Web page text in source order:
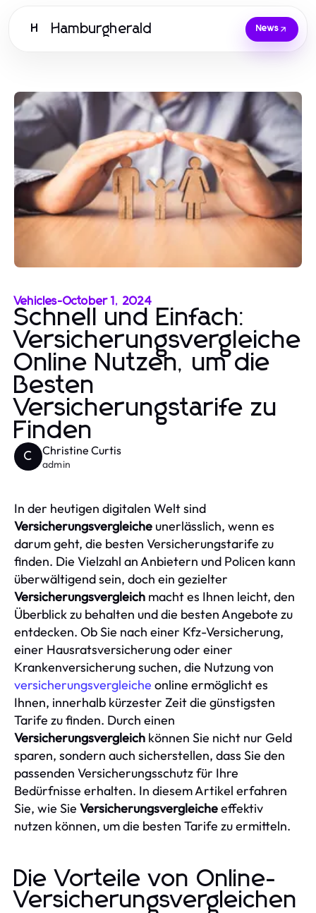
H Hamburgherald News
Vehicles-October 1, 2024
Schnell und Einfach:
Versicherungsvergleiche
Online Nutzen, um die
Besten
Versicherungstarife zu
Finden
C Christine Curtis
admin
In der heutigen digitalen Welt sind
Versicherungsvergleiche unerlässlich, wenn es
darum geht, die besten Versicherungstarife zu
finden. Die Vielzahl an Anbietern und Policen kann
überwältigend sein, doch ein gezielter
Versicherungsvergleich macht es Ihnen leicht, den
Überblick zu behalten und die besten Angebote zu
entdecken. Ob Sie nach einer Kfz-Versicherung,
einer Hausratsversicherung oder einer
Krankenversicherung suchen, die Nutzung von
versicherungsvergleiche online ermöglicht es
Ihnen, innerhalb kürzester Zeit die günstigsten
Tarife zu finden. Durch einen
Versicherungsvergleich können Sie nicht nur Geld
sparen, sondern auch sicherstellen, dass Sie den
passenden Versicherungsschutz für Ihre
Bedürfnisse erhalten. In diesem Artikel erfahren
Sie, wie Sie Versicherungsvergleicheeffektiv
nutzen können, um die besten Tarife zu ermitteln.
Die Vorteile von Online-
Versicherungsvergleichen